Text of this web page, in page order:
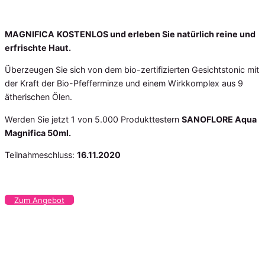
MAGNIFICA KOSTENLOS und erleben Sie natürlich reine und
erfrischte Haut.
Überzeugen Sie sich von dem bio-zertifizierten Gesichtstonic mit
der Kraft der Bio-Pfefferminze und einem Wirkkomplex aus 9
ätherischen Ölen.
Werden Sie jetzt 1 von 5.000 Produkttestern SANOFLORE Aqua
Magnifica 50ml.
Teilnahmeschluss: 16.11.2020
Zum Angebot